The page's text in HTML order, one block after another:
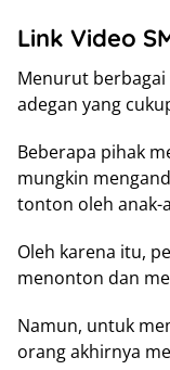
Link Video
Menurut
adegan yang
Beberapa pihak
mungkin
tonton oleh anak-
Oleh karena itu,
menonton dan
Namun, untuk
orang akhirnya